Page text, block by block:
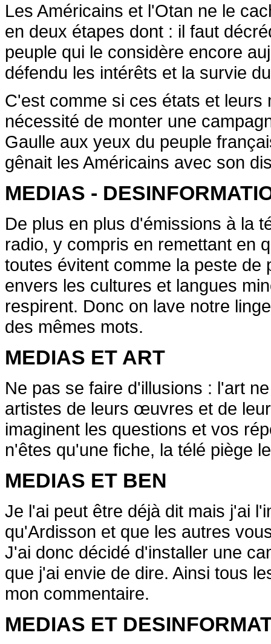
Les Américains et l'Otan ne le
en deux étapes dont : il faut
peuple qui le considère encore
défendu les intérêts et la survie
C'est comme si ces états et
nécessité de monter une
Gaulle aux yeux du peuple
gênait les Américains avec son
MEDIAS -
De plus en plus d'émissions à la
radio, y compris en remettant en
toutes évitent comme la peste de
envers les cultures et langues
respirent. Donc on lave notre
des mêmes mots.
MEDIAS ET ART
Ne pas se faire d'illusions : l'art
artistes de leurs œuvres et de
imaginent les questions et vos
n'êtes qu'une fiche, la télé piège
MEDIAS ET BEN
Je l'ai peut être déjà dit mais j'ai
qu'Ardisson et que les autres
J'ai donc décidé d'installer une
que j'ai envie de dire. Ainsi tous
mon commentaire.
MEDIAS ET